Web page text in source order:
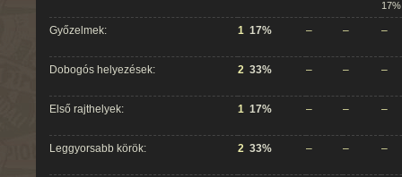
17%
Győzelmek: 1 17% – – –
Dobogós helyezések: 2 33% – – –
Első rajthelyek: 1 17% – – –
Leggyorsabb körök: 2 33% – – –